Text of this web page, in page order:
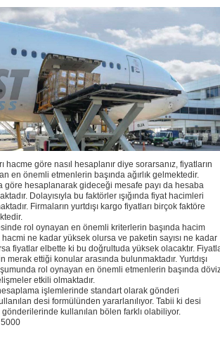
hacme göre nasıl hesaplanır diye sorarsanız, fiyatların
en önemli etmenlerin başında ağırlık gelmektedir.
göre hesaplanarak gideceği mesafe payı da hesaba
Dolayısıyla bu faktörler ışığında fiyat hacimleri
Firmaların yurtdışı kargo fiyatları birçok faktöre
rol oynayan en önemli kriterlerin başında hacim
ne kadar yüksek olursa ve paketin sayısı ne kadar
fiyatlar elbette ki bu doğrultuda yüksek olacaktır.
merak ettiği konular arasında bulunmaktadır. Yurtdışı
rol oynayan en önemli etmenlerin başında
etkili olmaktadır.
hesaplama işlemlerinde standart olarak gönderi
desi formülünden yararlanılıyor. Tabii ki desi
gönderilerinde kullanılan bölen farklı olabiliyor.